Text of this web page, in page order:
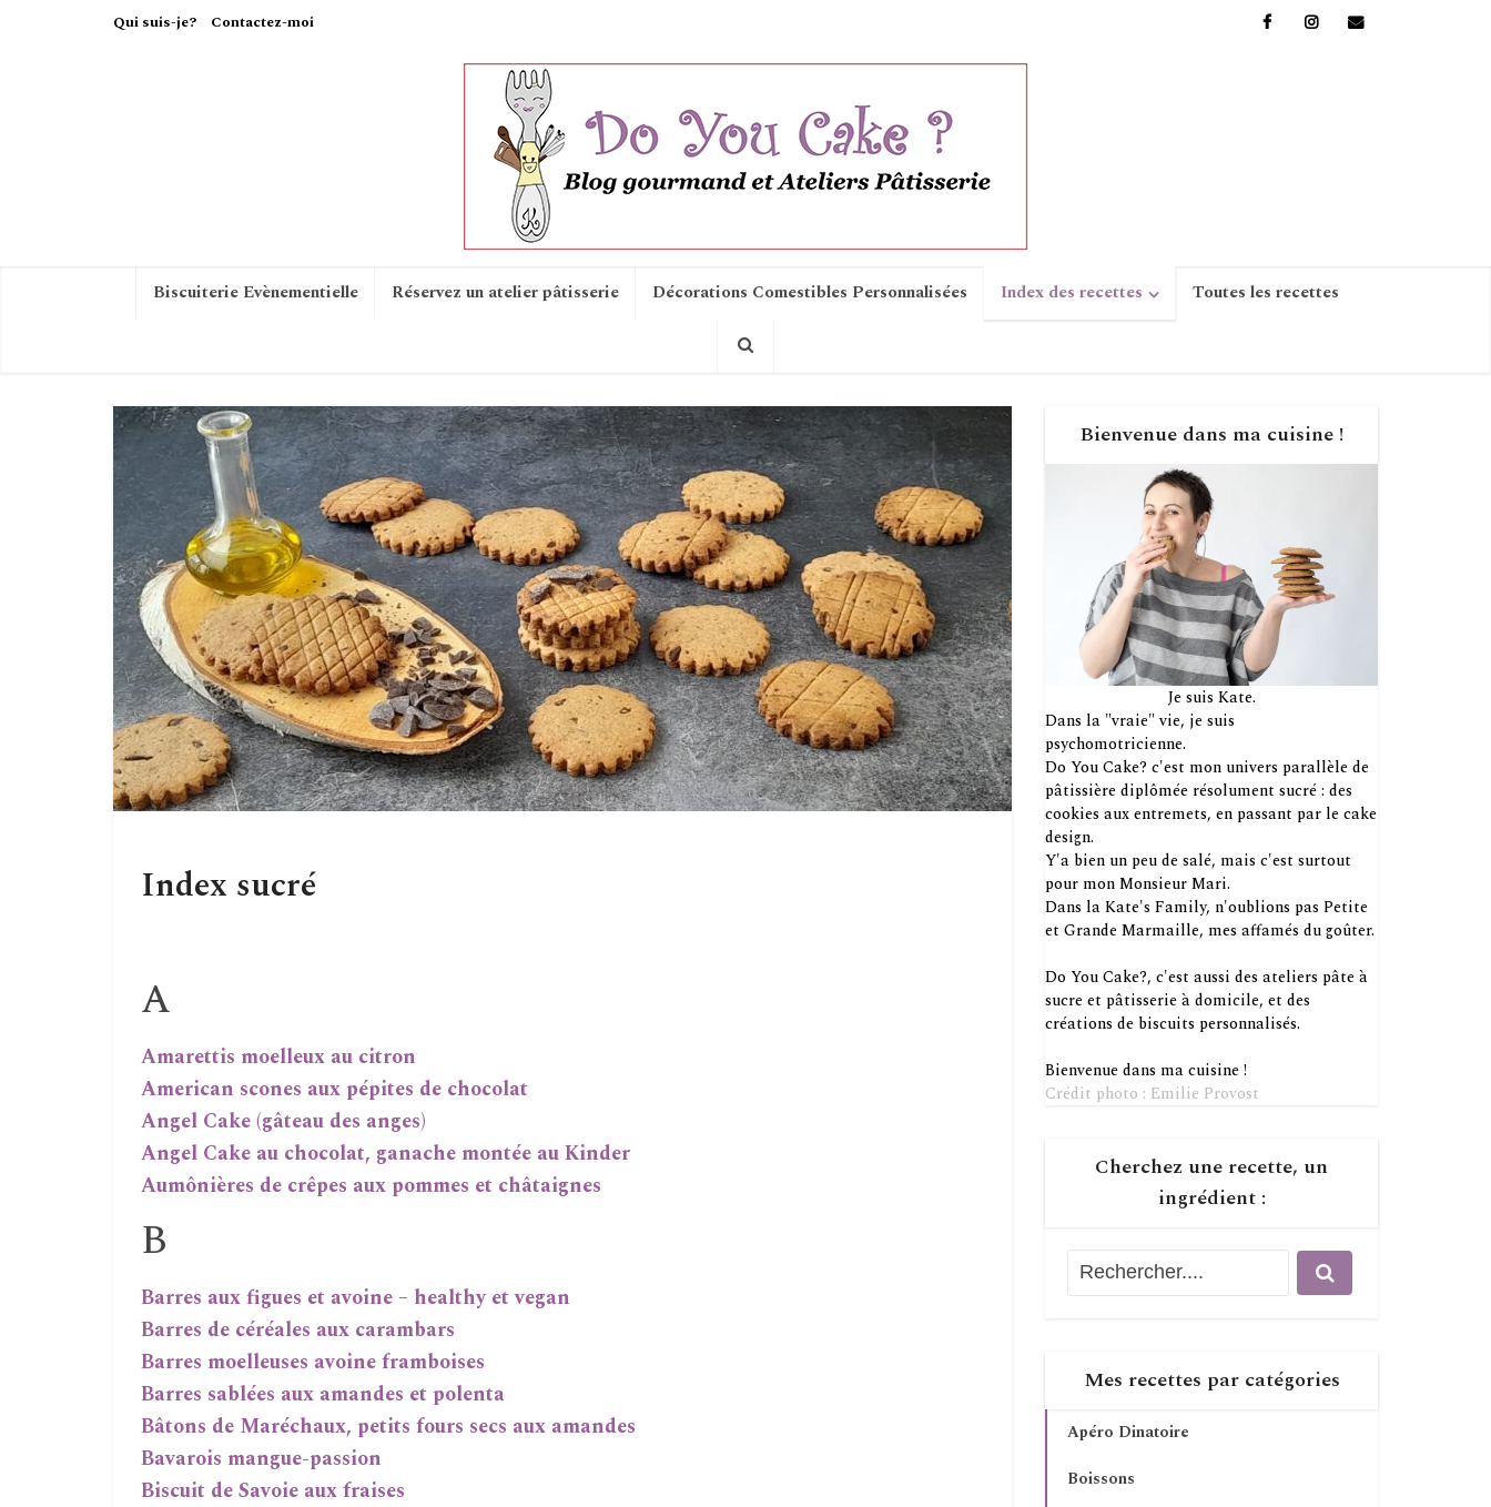
Qui suis-je? Contactez-moi
Biscuiterie Evènementielle Réservez un atelier pâtisserie Décorations Comestibles Personnalisées Index des recettes Toutes les recettes
Index sucré
A
Amarettis moelleux au citron
American scones aux pépites de chocolat
Angel Cake (gâteau des anges)
Angel Cake au chocolat, ganache montée au Kinder
Aumônières de crêpes aux pommes et châtaignes
B
Barres aux figues et avoine – healthy et vegan
Barres de céréales aux carambars
Barres moelleuses avoine framboises
Barres sablées aux amandes et polenta
Bâtons de Maréchaux, petits fours secs aux amandes
Bavarois mangue-passion
Biscuit de Savoie aux fraises
Bienvenue dans ma cuisine !
Je suis Kate.
Dans la "vraie" vie, je suis
psychomotricienne.
Do You Cake? c'est mon univers parallèle de
pâtissière diplômée résolument sucré : des
cookies aux entremets, en passant par le cake
design.
Y'a bien un peu de salé, mais c'est surtout
pour mon Monsieur Mari.
Dans la Kate's Family, n'oublions pas Petite
et Grande Marmaille, mes affamés du goûter.
Do You Cake?, c'est aussi des ateliers pâte à
sucre et pâtisserie à domicile, et des
créations de biscuits personnalisés.
Bienvenue dans ma cuisine !
Crédit photo : Emilie Provost
Cherchez une recette, un
ingrédient :
Mes recettes par catégories
Apéro Dinatoire
Boissons